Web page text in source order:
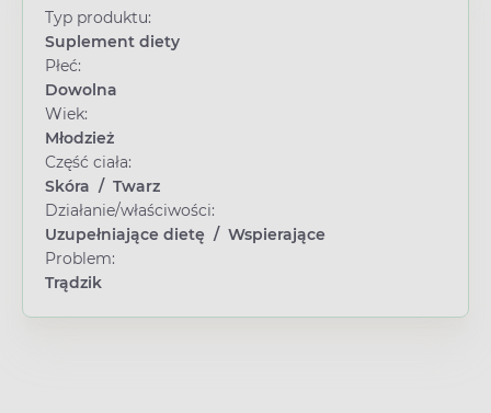
Typ produktu:
Suplement diety
Płeć:
Dowolna
Wiek:
Młodzież
Część ciała:
Skóra / Twarz
Działanie/właściwości:
Uzupełniające dietę / Wspierające
Problem:
Trądzik